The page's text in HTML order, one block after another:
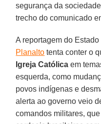
segurança da
trecho do comunicado
A reportagem do
Planalto tenta conter o
Igreja Católica em
esquerda, como
povos indígenas e
alerta ao governo veio
comandos militares,